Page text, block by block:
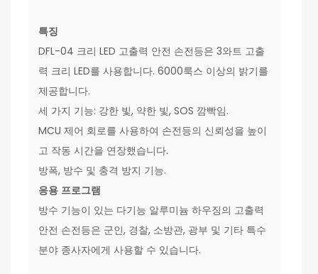
특징
DFL-04 크리 LED 고출력 안전 손전등은 3와트 고출
력 크리 LED를 사용합니다. 6000룩스 이상의 밝기를
제공합니다.
세 가지 기능: 강한 빛, 약한 빛, SOS 깜빡임.
MCU 제어 회로를 사용하여 손전등의 신뢰성을 높이
고 작동 시간을 연장했습니다.
방폭, 방수 및 충격 방지 기능.
응용 프로그램
방수 기능이 있는 다기능 알루미늄 하우징의 고출력
안전 손전등은 군인, 경찰, 소방관, 광부 및 기타 특수
분야 종사자에게 사용할 수 있습니다.